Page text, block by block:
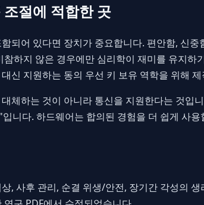
절에 적합한 곳
되어 있다면 장치가 중요합니다. 편안함, 신
하지 않은 경우에만 심리학이 재미를 유지하
신 지원하는 동의 우선 키 보유 역학을 위해
체하는 것이 아니라 통신을 지원한다는 것입
니다. 하드웨어는 합의된 경험을 더 쉽게 사
, 사후 관리, 순결 위생/안전, 장기간 각성의